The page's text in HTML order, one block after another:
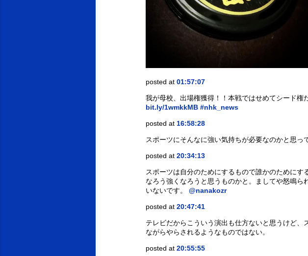
posted at 01:57:07
我が母校、出場権獲得！！本戦ではせめてシード権
bit.ly/1wmkkMB #nhk_news
posted at 16:58:28
スポーツにそんなに強い気持ちが必要なのかと思っ
posted at 20:34:13
スポーツは自分のためにするもので誰かのために
なろう強くなろうと思うものかと。ましてや怒鳴
いないです。 @nanakozr
posted at 20:47:41
テレビだからこういう演出も仕方ないと思うけど
ながらやらされるようなものではない。
posted at 20:55:55